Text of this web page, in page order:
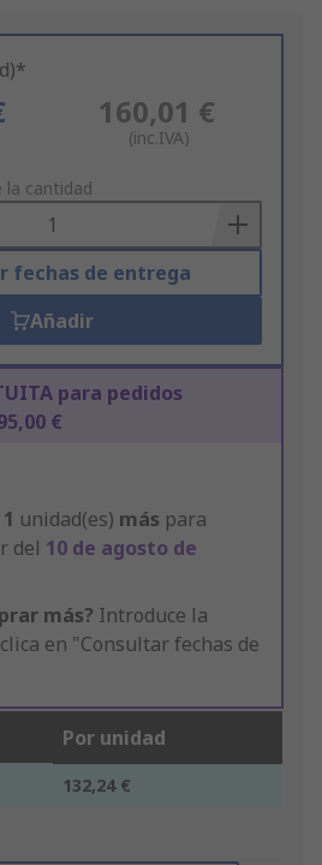
160,01 €
(inc.IVA)
la cantidad
fechas de entrega
Añadir
para pedidos
€
1 unidad(es) más para
del 10 de agosto de
más? Introduce la
en "Consultar fechas de
Por unidad
132,24 €